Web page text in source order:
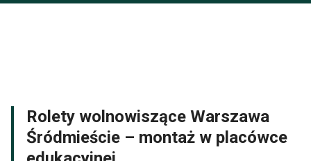
Rolety wolnowiszące Warszawa
Śródmieście – montaż w placówce